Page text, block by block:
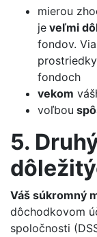
mierou
je veľmi
fondov.
fondoch
vekom
voľbou
5.
Váš súkromný
dôchodkovom
spoločnosti